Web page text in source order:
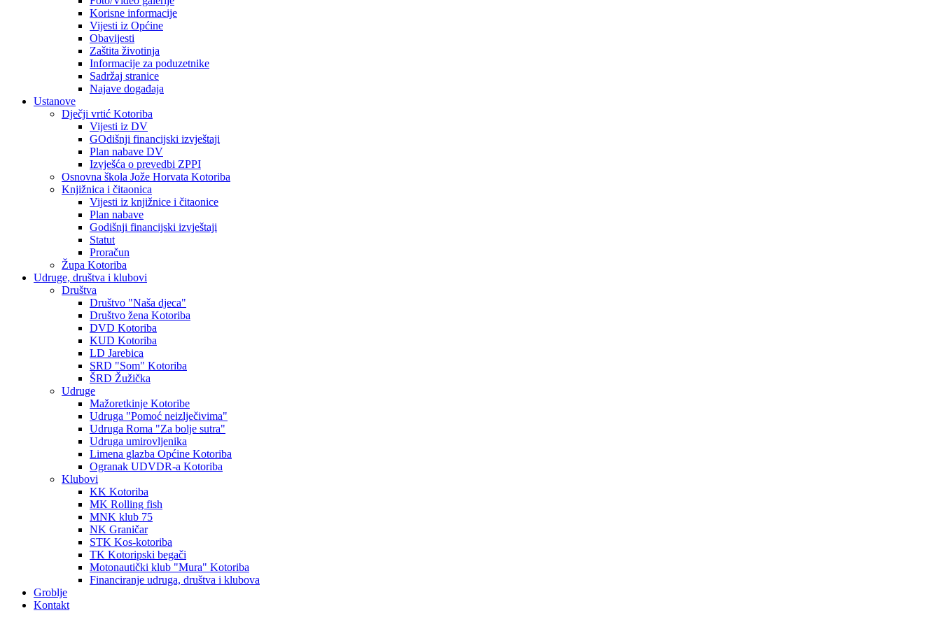
Korisne informacije
Vijesti iz Općine
Obavijesti
Zaštita životinja
Informacije za poduzetnike
Sadržaj stranice
Najave događaja
Ustanove
Dječji vrtić Kotoriba
Vijesti iz DV
GOdišnji financijski izvještaji
Plan nabave DV
Izvješća o prevedbi ZPPI
Osnovna škola Jože Horvata Kotoriba
Knjižnica i čitaonica
Vijesti iz knjižnice i čitaonice
Plan nabave
Godišnji financijski izvještaji
Statut
Proračun
Župa Kotoriba
Udruge, društva i klubovi
Društva
Društvo "Naša djeca"
Društvo žena Kotoriba
DVD Kotoriba
KUD Kotoriba
LD Jarebica
SRD "Som" Kotoriba
ŠRD Žužička
Udruge
Mažoretkinje Kotoribe
Udruga "Pomoć neizlječivima"
Udruga Roma "Za bolje sutra"
Udruga umirovljenika
Limena glazba Općine Kotoriba
Ogranak UDVDR-a Kotoriba
Klubovi
KK Kotoriba
MK Rolling fish
MNK klub 75
NK Graničar
STK Kos-kotoriba
TK Kotoripski begači
Motonautički klub "Mura" Kotoriba
Financiranje udruga, društva i klubova
Groblje
Kontakt